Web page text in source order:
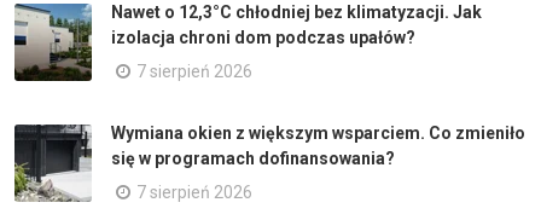
Nawet o 12,3°C chłodniej bez klimatyzacji. Jak
izolacja chroni dom podczas upałów?
7 sierpień 2026
Wymiana okien z większym wsparciem. Co zmieniło
się w programach dofinansowania?
7 sierpień 2026